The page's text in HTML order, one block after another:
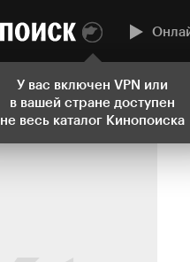
У вас включен VPN или
в вашей стране доступен
не весь каталог Кинопоиска